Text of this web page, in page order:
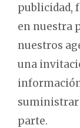
publicidad,
en nuestra
nuestros
una
parte.